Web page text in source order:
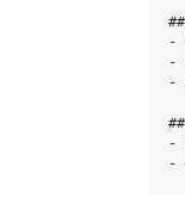
-
-
-
-